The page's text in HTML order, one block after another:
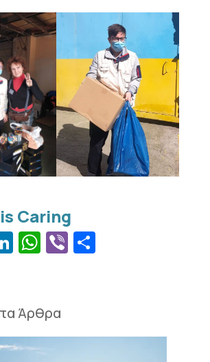
LinkedIn
WhatsApp
Viber
Άρθρα